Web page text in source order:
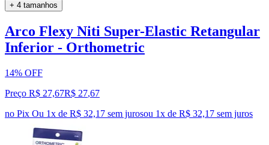
+ 4 tamanhos
Arco Flexy Niti Super-Elastic Retangular
Inferior - Orthometric
14% OFF
Preço R$ 27,67R$ 27,67
no Pix Ou 1x de R$ 32,17 sem jurosou 1x de R$ 32,17 sem juros